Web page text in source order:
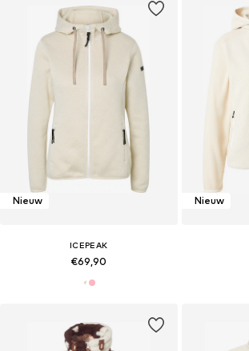
Nieuw
ICEPEAK
€69,90
Nieuw